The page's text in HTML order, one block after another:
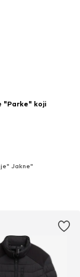
"Parke" koji
Jakne"